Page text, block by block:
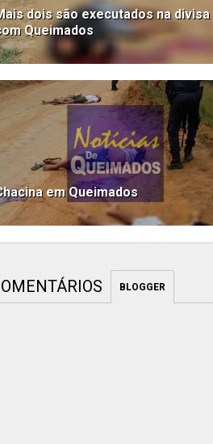
dois são executados na divisa
Queimados
em Queimados
BLOGGER